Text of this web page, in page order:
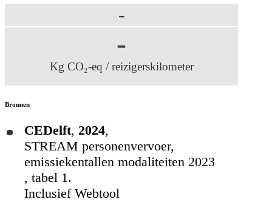
-
-
Kg CO₂-eq / reizigerskilometer
Bronnen
CEDelft, 2024,
STREAM personenvervoer,
emissiekentallen modaliteiten 2023
, tabel 1.
Inclusief Webtool